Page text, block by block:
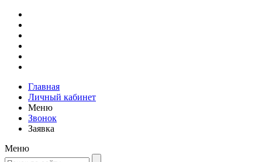
Главная
Личный кабинет
Меню
Звонок
Заявка
Меню